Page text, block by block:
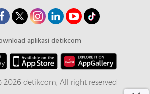
aplikasi detikcom
2026 detikcom, All right reserved